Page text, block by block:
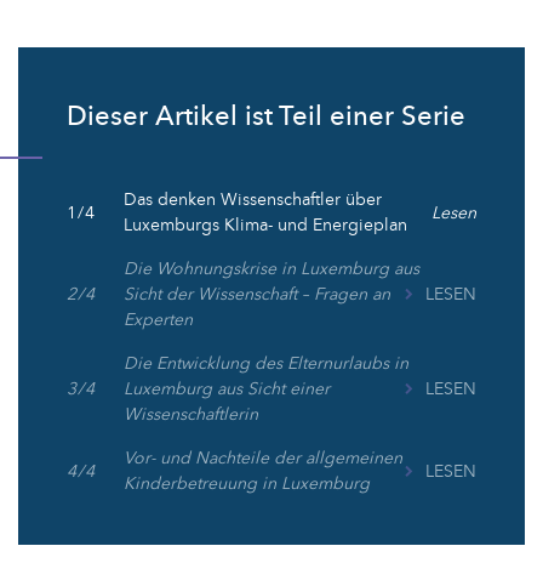
Dieser Artikel ist Teil einer Serie
1 / 4
Das denken Wissenschaftler über
Luxemburgs Klima- und Energieplan
Lesen
2 / 4
Die Wohnungskrise in Luxemburg aus
Sicht der Wissenschaft – Fragen an
Experten
LESEN
3 / 4
Die Entwicklung des Elternurlaubs in
Luxemburg aus Sicht einer
Wissenschaftlerin
LESEN
4 / 4
Vor- und Nachteile der allgemeinen
Kinderbetreuung in Luxemburg
LESEN